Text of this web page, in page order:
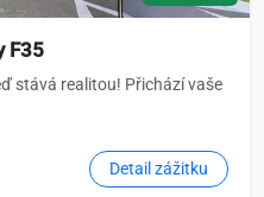
F35
stává realitou! Přichází vaše
Detail zážitku